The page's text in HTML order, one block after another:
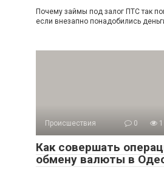
Почему займы под залог ПТС так
если внезапно понадобились
Происшествия 0
Как совершать
обмену валюты в